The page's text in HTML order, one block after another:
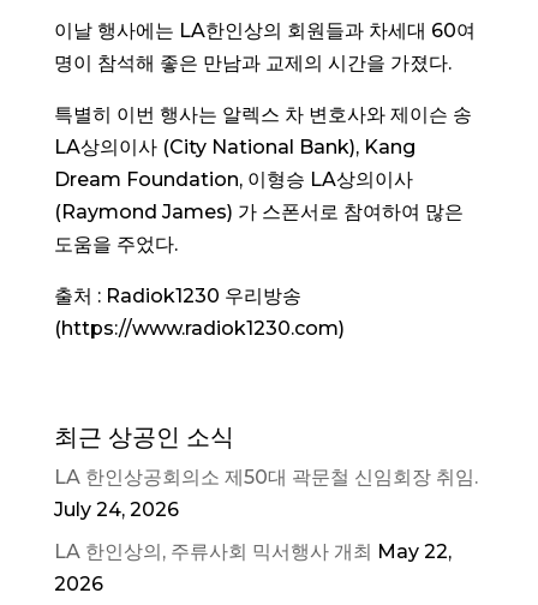
이날 행사에는 LA한인상의 회원들과 차세대 60여
명이 참석해 좋은 만남과 교제의 시간을 가졌다.
특별히 이번 행사는 알렉스 차 변호사와 제이슨 송
LA상의이사 (City National Bank), Kang
Dream Foundation, 이형승 LA상의이사
(Raymond James) 가 스폰서로 참여하여 많은
도움을 주었다.
출처 : Radiok1230 우리방송
(https://www.radiok1230.com)
최근 상공인 소식
LA 한인상공회의소 제50대 곽문철 신임회장 취임.
July 24, 2026
LA 한인상의, 주류사회 믹서행사 개최 May 22,
2026